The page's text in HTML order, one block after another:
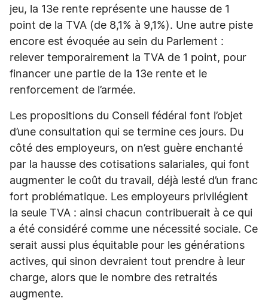
jeu, la 13e rente représente une hausse de 1
point de la TVA (de 8,1% à 9,1%). Une autre piste
encore est évoquée au sein du Parlement :
relever temporairement la TVA de 1 point, pour
financer une partie de la 13e rente et le
renforcement de l’armée.
Les propositions du Conseil fédéral font l’objet
d’une consultation qui se termine ces jours. Du
côté des employeurs, on n’est guère enchanté
par la hausse des cotisations salariales, qui font
augmenter le coût du travail, déjà lesté d’un franc
fort problématique. Les employeurs privilégient
la seule TVA : ainsi chacun contribuerait à ce qui
a été considéré comme une nécessité sociale. Ce
serait aussi plus équitable pour les générations
actives, qui sinon devraient tout prendre à leur
charge, alors que le nombre des retraités
augmente.